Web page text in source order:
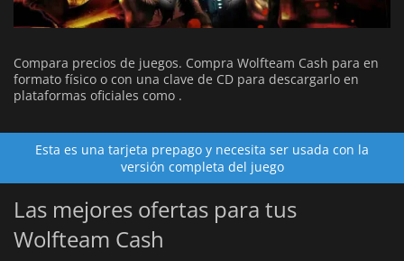
Compara precios de juegos. Compra Wolfteam Cash para en
formato físico o con una clave de CD para descargarlo en
plataformas oficiales como .
Esta es una tarjeta prepago y necesita ser usada con la
versión completa del juego
Las mejores ofertas para tus
Wolfteam Cash